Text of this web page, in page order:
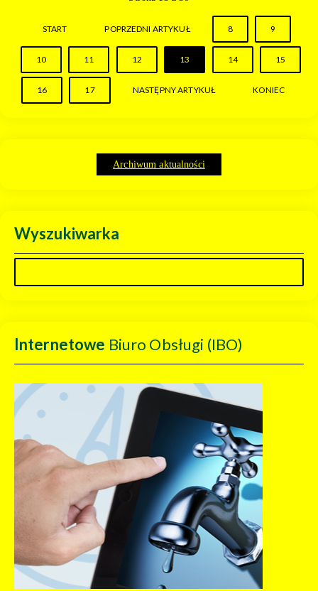
START POPRZEDNI ARTYKUŁ 8 9
10 11 12 13 14 15
16 17 NASTĘPNY ARTYKUŁ KONIEC
Archiwum aktualności
Wyszukiwarka
Internetowe Biuro Obsługi (IBO)